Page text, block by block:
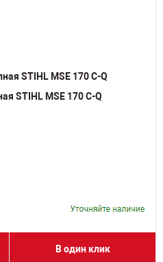
STIHL MSE 170 С-Q
В один клик